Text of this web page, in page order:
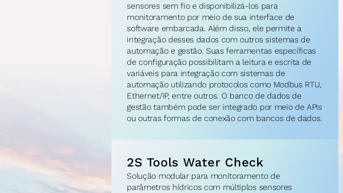
sensores sem fio e disponibilizá-los para
monitoramento por meio de sua interface de
software embarcada. Além disso, ele permite a
integração desses dados com outros sistemas de
automação e gestão. Suas ferramentas específicas
de configuração possibilitam a leitura e escrita de
variáveis para integração com sistemas de
automação utilizando protocolos como Modbus RTU,
Ethernet/IP, entre outros. O banco de dados de
gestão também pode ser integrado por meio de APIs
ou outras formas de conexão com bancos de dados.
2S Tools Water Check
Solução modular para monitoramento de
parâmetros hídricos com múltiplos sensores